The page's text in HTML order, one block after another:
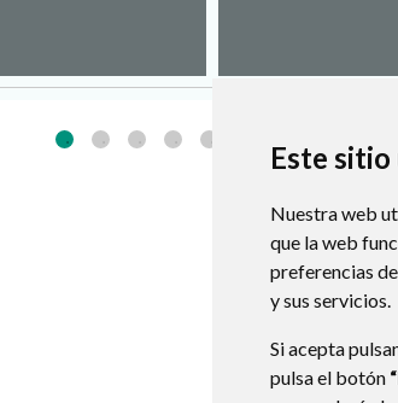
Este
Nuestra web
que la web
preferencias
y sus servicios.
Si acepta
pulsa el botón